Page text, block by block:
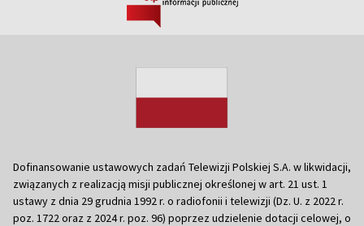
Dofinansowanie ustawowych zadań Telewizji Polskiej S.A. w likwidacji,
związanych z realizacją misji publicznej określonej w art. 21 ust. 1
ustawy z dnia 29 grudnia 1992 r. o radiofonii i telewizji (Dz. U. z 2022 r.
poz. 1722 oraz z 2024 r. poz. 96) poprzez udzielenie dotacji celowej, o